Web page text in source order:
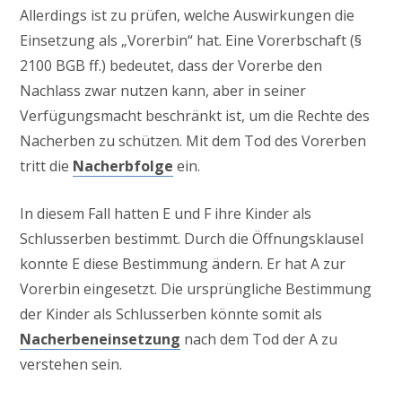
Allerdings ist zu prüfen, welche Auswirkungen die
Einsetzung als „Vorerbin“ hat. Eine Vorerbschaft (§
2100 BGB ff.) bedeutet, dass der Vorerbe den
Nachlass zwar nutzen kann, aber in seiner
Verfügungsmacht beschränkt ist, um die Rechte des
Nacherben zu schützen. Mit dem Tod des Vorerben
tritt die Nacherbfolge ein.
In diesem Fall hatten E und F ihre Kinder als
Schlusserben bestimmt. Durch die Öffnungsklausel
konnte E diese Bestimmung ändern. Er hat A zur
Vorerbin eingesetzt. Die ursprüngliche Bestimmung
der Kinder als Schlusserben könnte somit als
Nacherbeneinsetzung nach dem Tod der A zu
verstehen sein.